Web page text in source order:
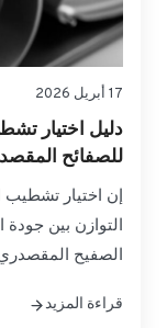
17 أبريل 2026
دليل اختيار
للصفائح
إن اختيار
التوازن بين
الصفيح
العملية بين
قراءة المزيد